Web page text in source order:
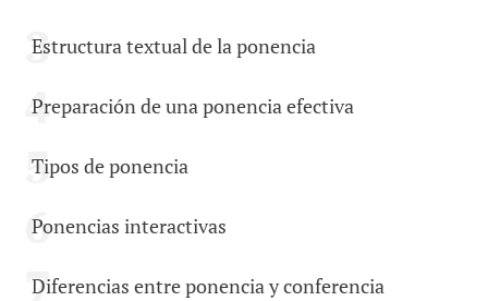
Estructura textual de la ponencia
Preparación de una ponencia efectiva
Tipos de ponencia
Ponencias interactivas
Diferencias entre ponencia y conferencia